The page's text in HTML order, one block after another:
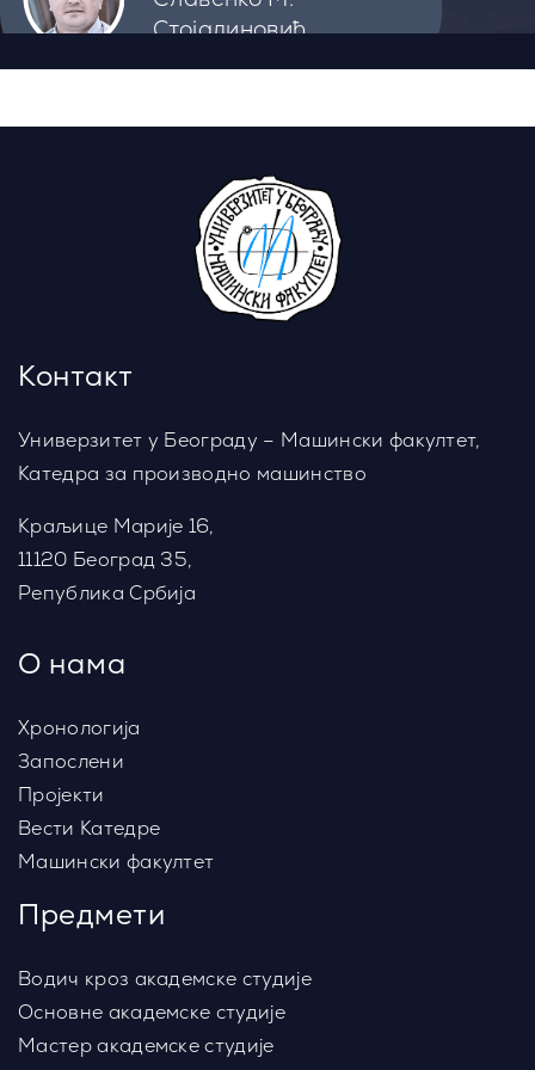
Стојадиновић
Ванр. проф. др
Славенко М.
Стојадиновић
О предмету Индустрија 4.0
Предавања
Лабораторијске вежбе
Контакт
Универзитет у Београду – Машински факултет,
Катедра за производно машинство
Краљице Марије 16,
11120 Београд 35,
Република Србија
О нама
Хронологија
Запослени
Пројекти
Вести Катедре
Машински факултет
Предмети
Водич кроз академске студије
Основне академске студије
Мастер академске студије